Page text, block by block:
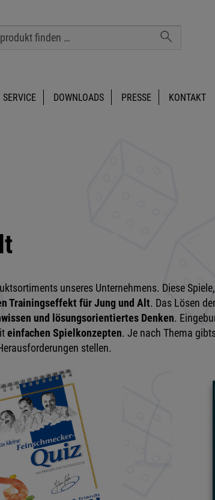
SERVICE DOWNLOADS PRESSE KONTAKT
unseres Unternehmens. Diese
Trainingseffekt für Jung und Alt. Das Lösen
und lösungsorientiertes Denken.
einfachen Spielkonzepten. Je nach Thema
stellen.